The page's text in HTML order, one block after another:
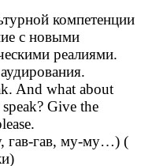
компетенции
с новыми
реалиями.
And what about
Give the
гав-гав, му-му…) (